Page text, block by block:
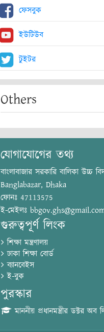
ফেসবুক
ইউটিউব
টুইটর
Others
যোগাযোগের তথ্য
বাংলাবাজার সরকারি বালিকা উচ্চ
Banglabazar, Dhaka
ফোনঃ 47113575
ই-মেইলঃ
গুরুত্বপূর্ণ লিংক
শিক্ষা মন্ত্রণালয়
ঢাকা শিক্ষা বোর্ড
ব্যানবেইস
ই-বুক
পুরস্কার
মাননীয় প্রধানমন্ত্রীর ডক্টর অব